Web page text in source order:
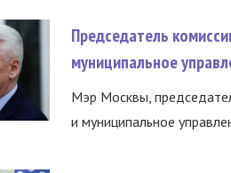
Председатель
муниципальное
Мэр Москвы,
и муниципальное